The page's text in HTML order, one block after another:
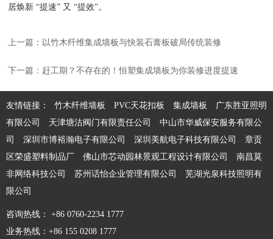
居焕新 “提速” 又 “提效”。
上一篇：以竹木纤维集成墙板与快装石膏板破局传统装修
下一篇：赶工期？不存在的！恒塑集成墙板为你装修进度提速
友情链接： 竹木纤维墙板 PVC天花扣板 集成墙板
广东胜亚照明
有限公司
天津塘沽阀门有限责任公司
中山市华威保安服务有限公
司
深圳市博裕瀚电子有限公司 深圳美航电子科技有限公司
章贡
区荣盛塑料制品厂
佛山市芯动园林景观工程设计有限公司
南昌莫
非网络科技公司
苏州话怡企业管理有限公司
芜湖光泉科技照明有
限公司
咨询热线： +86 0760-2234 1777
业务热线：+86 155 0208 1777